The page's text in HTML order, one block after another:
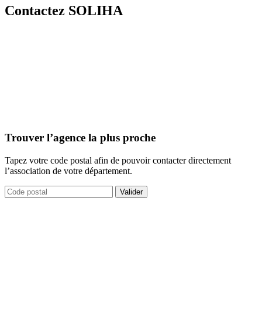
Contactez SOLIHA
Trouver l’agence la plus proche
Tapez votre code postal afin de pouvoir contacter directement
l’association de votre département.